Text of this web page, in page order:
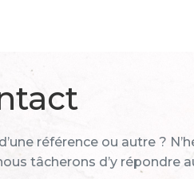
référence ou autre ?
tâcherons d’y répondre